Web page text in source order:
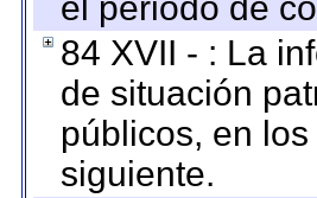
84 XVII - : La
de situación
públicos, en
siguiente.